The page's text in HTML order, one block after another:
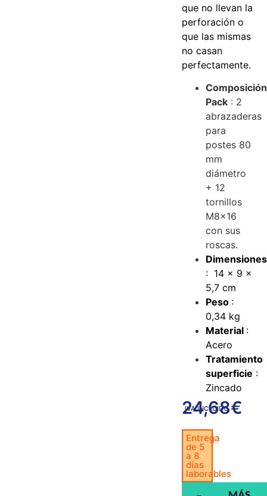
que no llevan la
perforación o
que las mismas
no casan
perfectamente.
Composición
Pack : 2
abrazaderas
para
postes 80
mm
diámetro
+ 12
tornillos
M8x16
con sus
roscas.
Dimensiones
: 14 x 9 x
5,7 cm
Peso :
0,34 kg
Material :
Acero
Tratamiento
superficie :
Zincado
24,68€
IVA INCLUIDO
Entrega
de 5
a 8
días
laborables